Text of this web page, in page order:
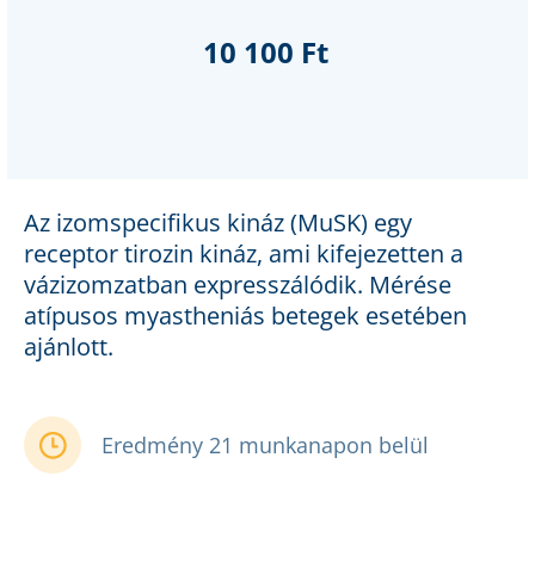
Az izomspecifikus kináz (MuSK) egy
receptor tirozin kináz, ami kifejezetten a
vázizomzatban expresszálódik. Mérése
atípusos myastheniás betegek esetében
ajánlott.
Eredmény 21 munkanapon belül
10 100 Ft